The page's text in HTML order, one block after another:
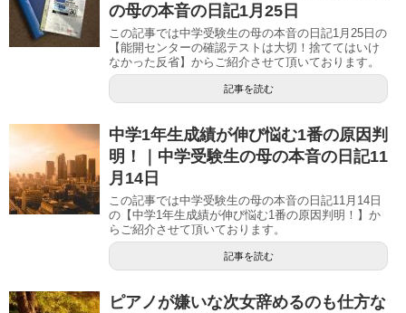
の母の本音の日記1月25日
この記事では中学受験生の母の本音の日記1月25日の
【能開センターの確認テストは大切！捨ててはいけ
なかった反省】からご紹介させて頂いております。
記事を読む
中学1年生成績が伸び悩む1番の原因判
明！｜中学受験生の母の本音の日記11
月14日
この記事では中学受験生の母の本音の日記11月14日
の【中学1年生成績が伸び悩む1番の原因判明！】か
らご紹介させて頂いております。
記事を読む
ピアノが嫌いな次女辞めるのも仕方な